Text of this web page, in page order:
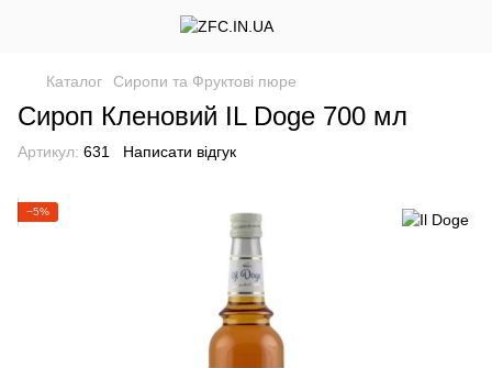
Каталог Сиропи та Фруктові пюре
Сироп Кленовий IL Doge 700 мл
Артикул: 631 Написати відгук
−5%